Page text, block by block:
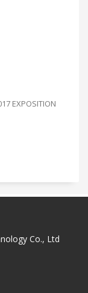
EXPOSITION
Co., Ltd